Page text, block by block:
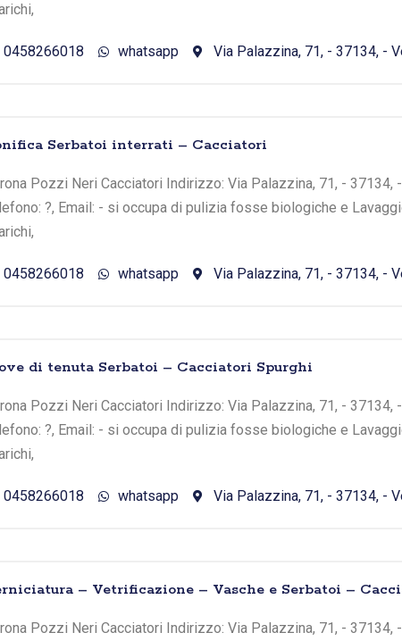
0458266018 whatsapp Via Palazzina, 71, - 37134, -
Serbatoi interrati – Cacciatori
Pozzi Neri Cacciatori Indirizzo: Via Palazzina, 71, - 37134,
?, Email: - si occupa di pulizia fosse biologiche e
0458266018 whatsapp Via Palazzina, 71, - 37134, -
di tenuta Serbatoi – Cacciatori Spurghi
Pozzi Neri Cacciatori Indirizzo: Via Palazzina, 71, - 37134,
?, Email: - si occupa di pulizia fosse biologiche e
0458266018 whatsapp Via Palazzina, 71, - 37134, -
– Vetrificazione – Vasche e Serbatoi –
Pozzi Neri Cacciatori Indirizzo: Via Palazzina, 71, - 37134,